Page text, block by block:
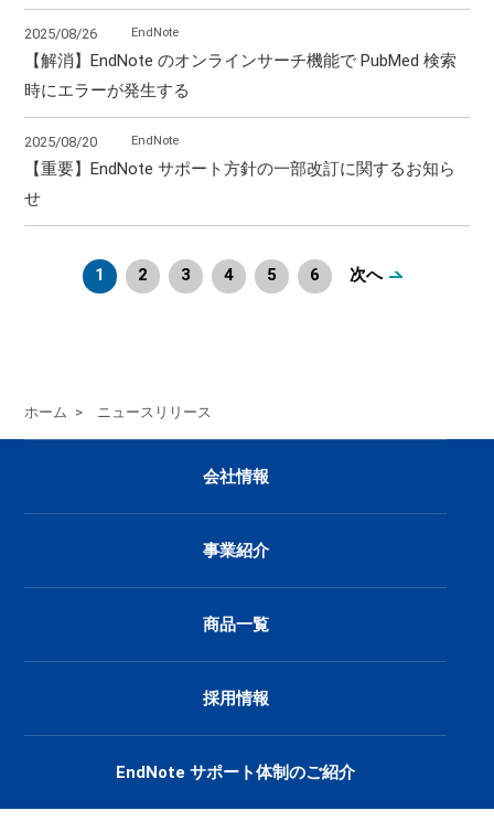
2025/08/26 EndNote
【解消】EndNote のオンラインサーチ機能で PubMed 検索
時にエラーが発生する
2025/08/20 EndNote
【重要】EndNote サポート方針の一部改訂に関するお知ら
せ
1 2 3 4 5 6 次へ
ホーム > ニュースリリース
会社情報
事業紹介
商品一覧
採用情報
EndNote サポート体制のご紹介